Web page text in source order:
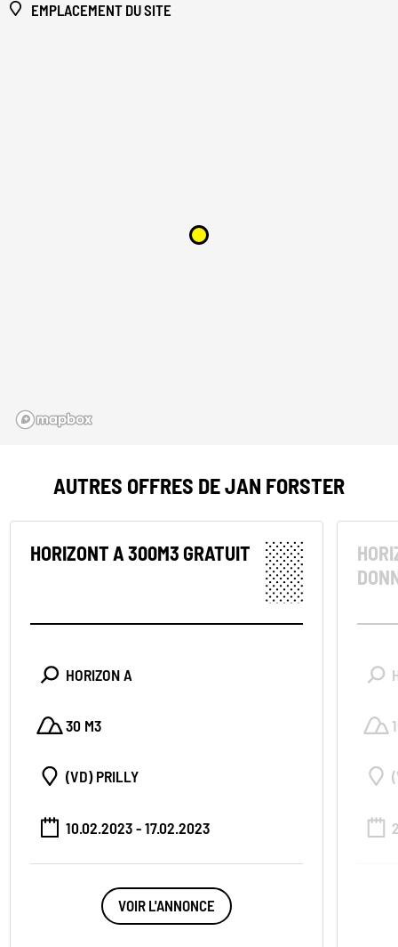
EMPLACEMENT DU SITE
AUTRES OFFRES DE JAN FORSTER
HORIZONT A 300M3 GRATUIT
HORIZON A
30 M3
(VD) PRILLY
10.02.2023 - 17.02.2023
VOIR L'ANNONCE